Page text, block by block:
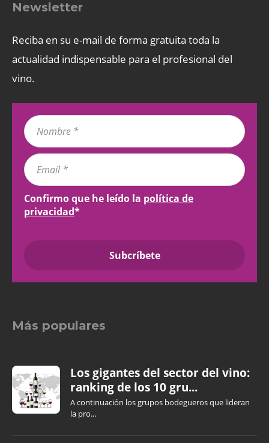
Newsletter
Reciba en su e-mail de forma gratuita toda la
actualidad indispensable para el profesional del
vino.
Confirmo que he leído la política de
privacidad*
Más populares
Los gigantes del sector del vino:
ranking de los 10 gru...
A continuación los grupos bodegueros que lideran
la pro...